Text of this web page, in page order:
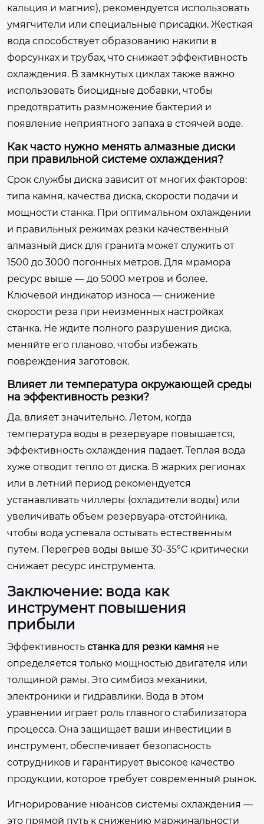
кальция и магния), рекомендуется использовать
умягчители или специальные присадки. Жесткая
вода способствует образованию накипи в
форсунках и трубах, что снижает эффективность
охлаждения. В замкнутых циклах также важно
использовать биоцидные добавки, чтобы
предотвратить размножение бактерий и
появление неприятного запаха в стоячей воде.
Как часто нужно менять алмазные диски
при правильной системе охлаждения?
Срок службы диска зависит от многих факторов:
типа камня, качества диска, скорости подачи и
мощности станка. При оптимальном охлаждении
и правильных режимах резки качественный
алмазный диск для гранита может служить от
1500 до 3000 погонных метров. Для мрамора
ресурс выше — до 5000 метров и более.
Ключевой индикатор износа — снижение
скорости реза при неизменных настройках
станка. Не ждите полного разрушения диска,
меняйте его планово, чтобы избежать
повреждения заготовок.
Влияет ли температура окружающей среды
на эффективность резки?
Да, влияет значительно. Летом, когда
температура воды в резервуаре повышается,
эффективность охлаждения падает. Теплая вода
хуже отводит тепло от диска. В жарких регионах
или в летний период рекомендуется
устанавливать чиллеры (охладители воды) или
увеличивать объем резервуара-отстойника,
чтобы вода успевала остывать естественным
путем. Перегрев воды выше 30-35°C критически
снижает ресурс инструмента.
Заключение: вода как
инструмент повышения
прибыли
Эффективность станка для резки камня не
определяется только мощностью двигателя или
толщиной рамы. Это симбиоз механики,
электроники и гидравлики. Вода в этом
уравнении играет роль главного стабилизатора
процесса. Она защищает ваши инвестиции в
инструмент, обеспечивает безопасность
сотрудников и гарантирует высокое качество
продукции, которое требует современный рынок.
Игнорирование нюансов системы охлаждения —
это прямой путь к снижению маржинальности